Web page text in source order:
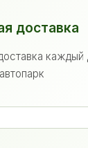
доставка
каждый